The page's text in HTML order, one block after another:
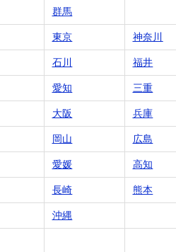
群馬
東京 神奈川
石川 福井
愛知 三重
大阪 兵庫
岡山 広島
愛媛 高知
長崎 熊本
沖縄